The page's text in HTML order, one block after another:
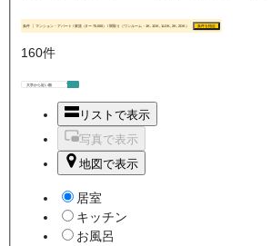
条件 マンション・アパート / 家賃（0 〜 70,000） / 間取り（ワンルーム・1K, 1DK, 1LDK, 2K, 2DK） 条件を指定
160件
リストで表示
写真で表示
地図で表示
居室
キッチン
お風呂